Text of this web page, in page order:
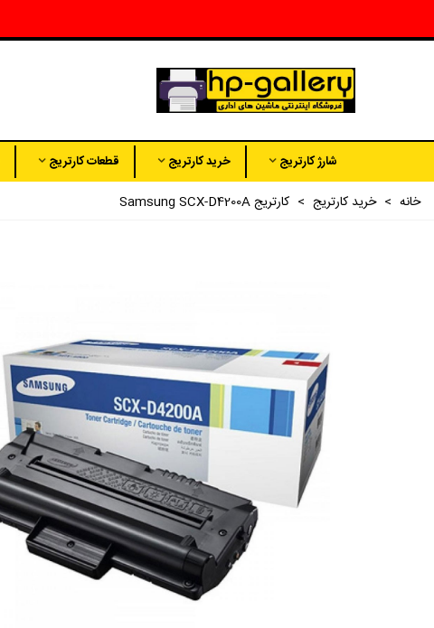
شارژ کارتریج خرید کارتریج قطعات کارتریج
خانه > خرید کارتریج > کارتریج Samsung SCX-D4200A